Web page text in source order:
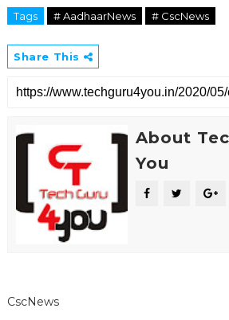
Tags # AadhaarNews # CscNews
Share This
About
You
CscNews